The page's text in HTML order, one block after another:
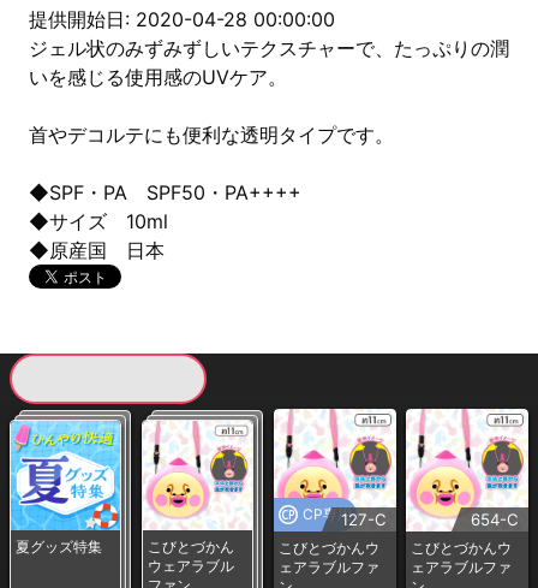
提供開始日: 2020-04-28 00:00:00
ジェル状のみずみずしいテクスチャーで、たっぷりの潤
いを感じる使用感のUVケア。
首やデコルテにも便利な透明タイプです。
◆SPF・PA SPF50・PA++++
◆サイズ 10ml
◆原産国 日本
夏グッズ特集
こびとづかん
ウェアラブル
CP専用127-C
こびとづかんウ
ェアラブルファ
654-C
こびとづかんウ
ェアラブルファ